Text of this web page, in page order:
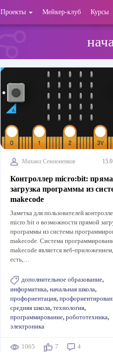
Проекты Мейкер-клуб Курсы
Михаил Семионенков
Контроллер micro:bit:
загрузка программы из
makecode
Заметка для пользователей
micro:bit о возможности прямой
программы из системы
makecode. Система
makecode является веб-
есть,…
дополнительное образование,
информатика,начальная школа,
профориентация,
средняя школа,технология,
программирование,робототехника,
электроника
1065 7 4